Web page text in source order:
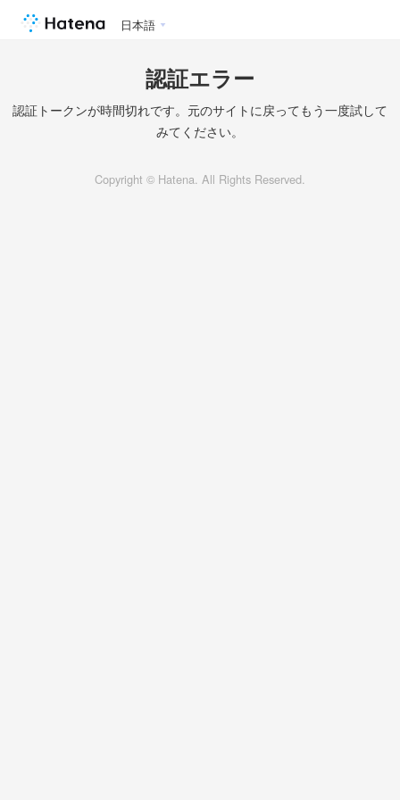
日本語
認証エラー
認証トークンが時間切れです。元のサイトに戻ってもう一度試して
みてください。
Copyright © Hatena. All Rights Reserved.